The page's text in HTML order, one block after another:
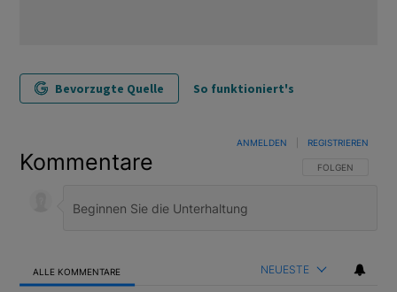
Bevorzugte Quelle So funktioniert's
Kommentare FOLGE DIESER
FOLGEN
ANMELDEN REGISTRIEREN
ALLE KOMMENTARE NEUESTE